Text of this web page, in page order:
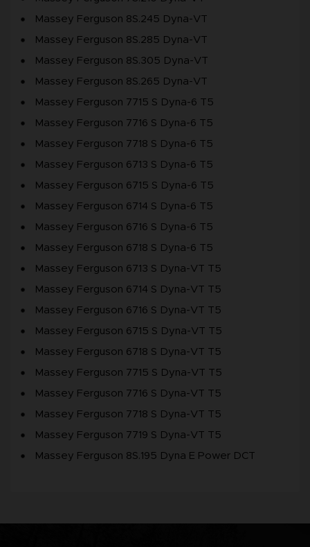
Massey Ferguson 8S.245 Dyna-VT
Massey Ferguson 8S.285 Dyna-VT
Massey Ferguson 8S.305 Dyna-VT
Massey Ferguson 8S.265 Dyna-VT
Massey Ferguson 7715 S Dyna-6 T5
Massey Ferguson 7716 S Dyna-6 T5
Massey Ferguson 7718 S Dyna-6 T5
Massey Ferguson 6713 S Dyna-6 T5
Massey Ferguson 6715 S Dyna-6 T5
Massey Ferguson 6714 S Dyna-6 T5
Massey Ferguson 6716 S Dyna-6 T5
Massey Ferguson 6718 S Dyna-6 T5
Massey Ferguson 6713 S Dyna-VT T5
Massey Ferguson 6714 S Dyna-VT T5
Massey Ferguson 6716 S Dyna-VT T5
Massey Ferguson 6715 S Dyna-VT T5
Massey Ferguson 6718 S Dyna-VT T5
Massey Ferguson 7715 S Dyna-VT T5
Massey Ferguson 7716 S Dyna-VT T5
Massey Ferguson 7718 S Dyna-VT T5
Massey Ferguson 7719 S Dyna-VT T5
Massey Ferguson 8S.195 Dyna E Power DCT